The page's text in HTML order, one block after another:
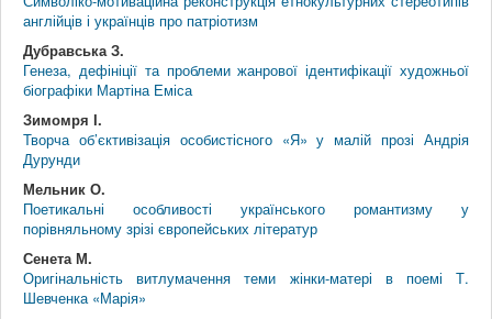
англійців і українців про патріотизм
Дубравська З.
Генеза, дефініції та проблеми жанрової ідентифікації художньої
біографіки Мартіна Еміса
Зимомря І.
Творча об’єктивізація особистісного «Я» у малій прозі Андрія
Дурунди
Мельник О.
Поетикальні особливості українського романтизму у
порівняльному зрізі європейських літератур
Сенета М.
Оригінальність витлумачення теми жінки-матері в поемі Т.
Шевченка «Марія»